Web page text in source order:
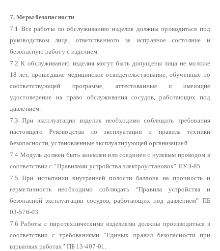
7.Меры безопасности
7.1 Все работы по обслуживанию изделия должны проводиться под
руководством лица, ответственного за исправное состояние и
безопасную работу с изделием.
7.2 К обслуживанию изделия могут быть допущены лица не моложе
18 лет, прошедшие медицинское освидетельствование, обученные по
соответствующей программе, аттестованные и имеющие
удостоверение на право обслуживания сосудов, работающих под
давлением.
7.3 При эксплуатации изделия необходимо соблюдать требования
настоящего Руководства по эксплуатации и правила техники
безопасности, установленные эксплуатирующей организацией.
7.4 Модуль должен быть заземлен или соединен с нулевым проводом в
соответствии с “Правилами устройства электроустановок” ПУЭ-85.
7.5 При испытании внутренней полости баллона на прочность и
герметичность необходимо соблюдать “Правила устройства и
безопасной эксплуатации сосудов, работающих под давлением” ПБ
03-576-03.
7.6 Работы с пиротехническими изделиями должны производиться в
соответствии с требованиями “Единых правил безопасности при
взрывных работах” ПБ 13-407-01.